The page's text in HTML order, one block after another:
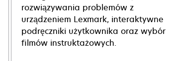
rozwiązywania problemów z
urządzeniem Lexmark, interaktywne
podręczniki użytkownika oraz wybór
filmów instruktażowych.